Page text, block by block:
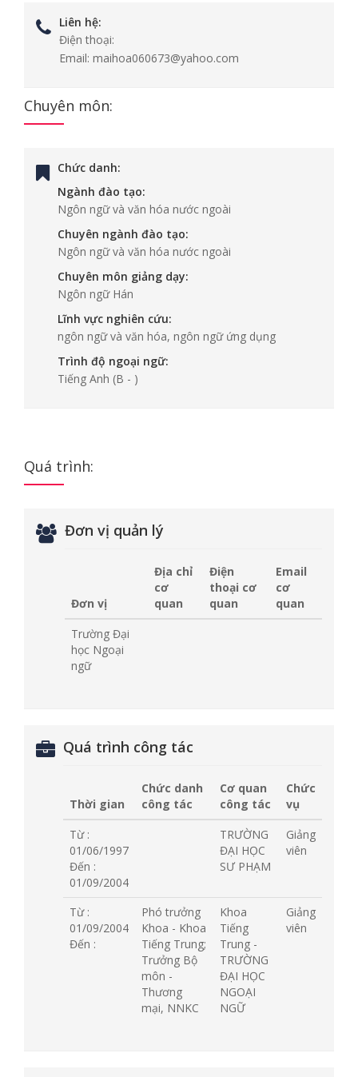
Liên hệ:
Điện thoại:
Email: maihoa060673@yahoo.com
Chuyên môn:
Chức danh:
Ngành đào tạo:
Ngôn ngữ và văn hóa nước ngoài
Chuyên ngành đào tạo:
Ngôn ngữ và văn hóa nước ngoài
Chuyên môn giảng dạy:
Ngôn ngữ Hán
Lĩnh vực nghiên cứu:
ngôn ngữ và văn hóa, ngôn ngữ ứng dụng
Trình độ ngoại ngữ:
Tiếng Anh (B - )
Quá trình:
Đơn vị quản lý
Đơn vị
Địa chỉ
cơ
quan
Điện
thoại cơ
quan
Email
cơ
quan
Trường Đại
học Ngoại
ngữ
Quá trình công tác
Thời gian
Chức danh
công tác
Cơ quan
công tác
Chức
vụ
Từ :
01/06/1997
Đến :
01/09/2004
TRƯỜNG
ĐẠI HỌC
SƯ PHẠM
Giảng
viên
Từ :
01/09/2004
Đến :
Phó trưởng
Khoa - Khoa
Tiếng Trung;
Trưởng Bộ
môn -
Thương
mại, NNKC
Khoa
Tiếng
Trung -
TRƯỜNG
ĐẠI HỌC
NGOẠI
NGỮ
Giảng
viên